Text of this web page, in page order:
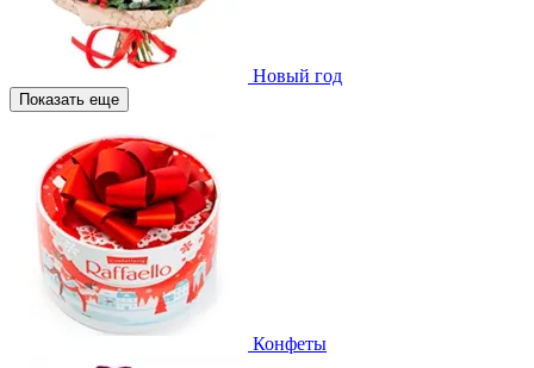
Новый год
Показать еще
Конфеты